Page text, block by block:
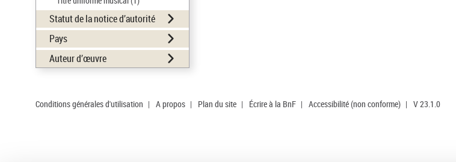
Statut de la notice d’autorité
Pays
Auteur d’œuvre
Conditions générales d'utilisation | A propos | Plan du site | Écrire à la BnF | Accessibilité (non conforme) | V 23.1.0